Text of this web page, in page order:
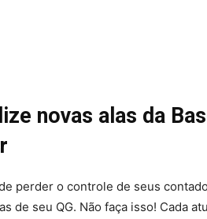
novas alas da
perder o controle de seus
de seu QG. Não faça isso! Cada